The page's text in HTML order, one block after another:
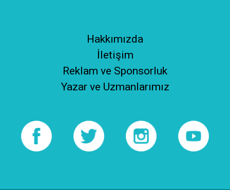
Hakkımızda
İletişim
Reklam ve Sponsorluk
Yazar ve Uzmanlarımız